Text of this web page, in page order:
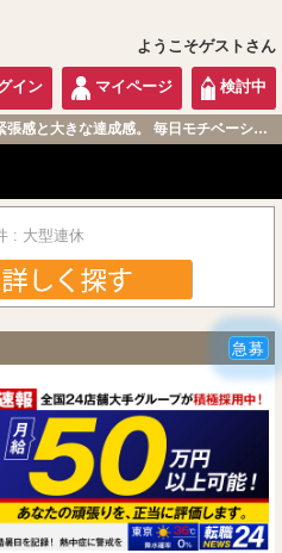
ようこそゲストさん
イン マイページ 検討中
達成感。 毎日モチベーション高く過ごせる職場です！
: 大型連休
急募